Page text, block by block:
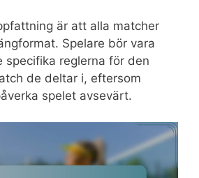
är att alla matcher
Spelare bör vara
specifika reglerna för den
de deltar i, eftersom
spelet avsevärt.